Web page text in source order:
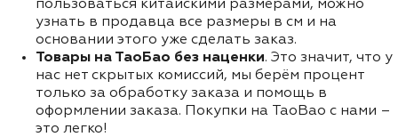
пользоваться китайскими размерами, можно
узнать в продавца все размеры в см и на
основании этого уже сделать заказ.
Товары на ТаоБао без наценки. Это значит, что у
нас нет скрытых комиссий, мы берём процент
только за обработку заказа и помощь в
оформлении заказа. Покупки на TaoBao с нами –
это легко!